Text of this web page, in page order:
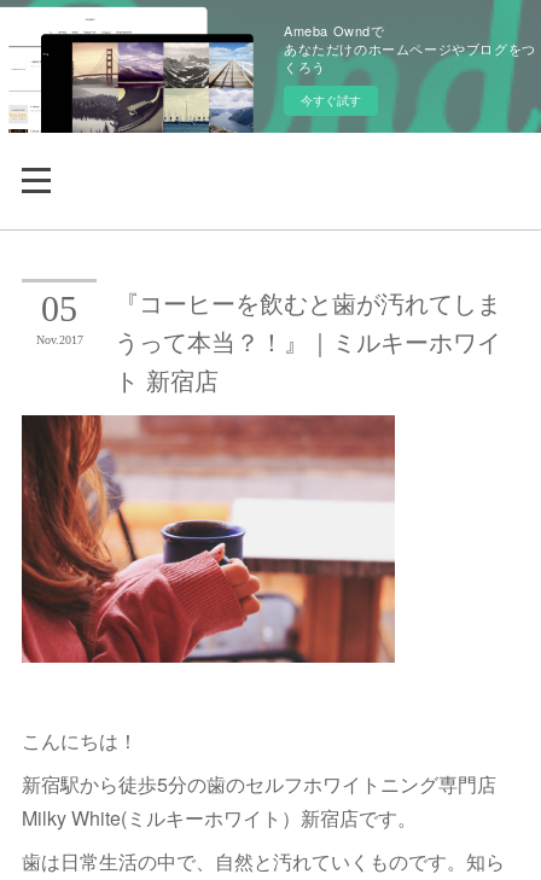
Ameba Owndで
あなただけのホームページやブログをつ
くろう
今すぐ試す
05
Nov 2017
『コーヒーを飲むと歯が汚れてしま
うって本当？！』｜ミルキーホワイ
ト 新宿店
こんにちは！
新宿駅から徒歩5分の歯のセルフホワイトニング専門店
Milky White(ミルキーホワイト）新宿店です。
歯は日常生活の中で、自然と汚れていくものです。知ら